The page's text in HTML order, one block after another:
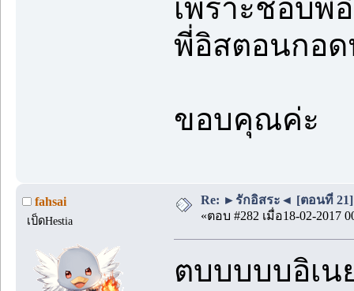
เพราะชอบพี่
พี่อิสตอนกอ
ขอบคุณค่ะ
fahsai
เป็ดHestia
Re: ►รักอิสระ◄ [ตอนที่ 21]
«ตอบ #282 เมื่อ18-02-2017
ตบบบบบอิเน